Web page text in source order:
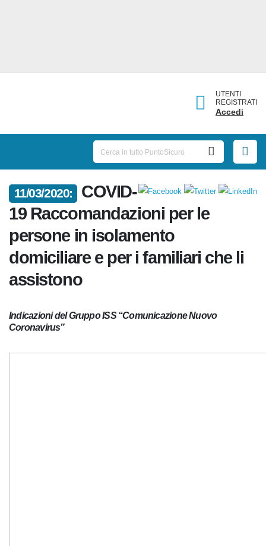
UTENTI
REGISTRATI
Accedi
11/03/2020:
COVID-19 Raccomandazioni per
le persone in isolamento
domiciliare e per i familiari che
li assistono
Indicazioni del Gruppo ISS “Comunicazione Nuovo
Coronavirus”